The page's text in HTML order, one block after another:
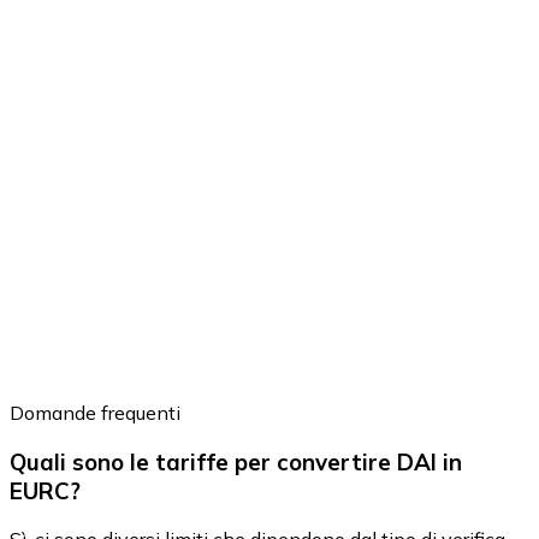
Domande frequenti
Quali sono le tariffe per convertire DAI in
EURC?